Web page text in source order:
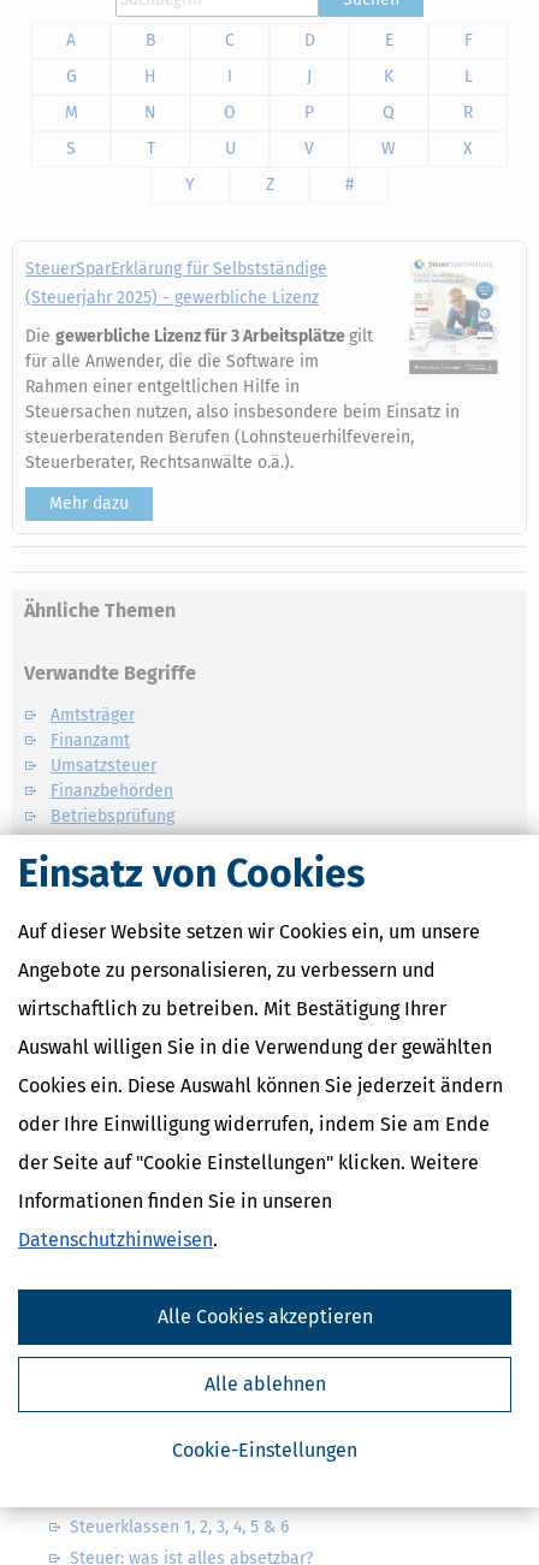
Einsatz von Cookies
Auf dieser Website setzen wir Cookies ein, um unsere
Angebote zu personalisieren, zu verbessern und
wirtschaftlich zu betreiben. Mit Bestätigung Ihrer
Auswahl willigen Sie in die Verwendung der gewählten
Cookies ein. Diese Auswahl können Sie jederzeit ändern
oder Ihre Einwilligung widerrufen, indem Sie am Ende
der Seite auf "Cookie Einstellungen" klicken. Weitere
Informationen finden Sie in unseren
Datenschutzhinweisen.
Cookie-Einstellungen
Alle ablehnen
Alle Cookies akzeptieren
A
B C D E
F
G
H I J K
L
M
N O P Q
R
S
T U V W
X
Y
Z #
SteuerSparErklärung für Selbstständige
(Steuerjahr 2025) - gewerbliche Lizenz
Die gewerbliche Lizenz für 3 Arbeitsplätzegilt
für alle Anwender, die die Software im
Rahmen einer entgeltlichen Hilfe in
Steuersachen nutzen, also insbesondere beim Einsatz in
steuerberatenden Berufen (Lohnsteuerhilfeverein,
Steuerberater, Rechtsanwälte o.ä.).
Mehr dazu
Ähnliche Themen
Verwandte Begriffe
Amtsträger
Finanzamt
Umsatzsteuer
Finanzbehörden
Betriebsprüfung
Kostenlose Steuertipps & News
Steuertipps Selbstständige
Ja, ich möchte die kostenlosen Newsletter
von Steuertipps abonnieren. Die
habe ich gelesen.
Meine Einwilligung kann ich jederzeit durch
Abbestellung des Newsletters widerrufen.
Steuerklassen 1, 2, 3, 4, 5 & 6
Steuer: was ist alles absetzbar?